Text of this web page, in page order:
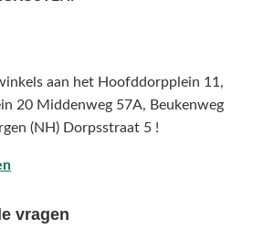
aan het Hoofddorpplein 11,
20 Middenweg 57A, Beukenweg
(NH) Dorpsstraat 5 !
vragen